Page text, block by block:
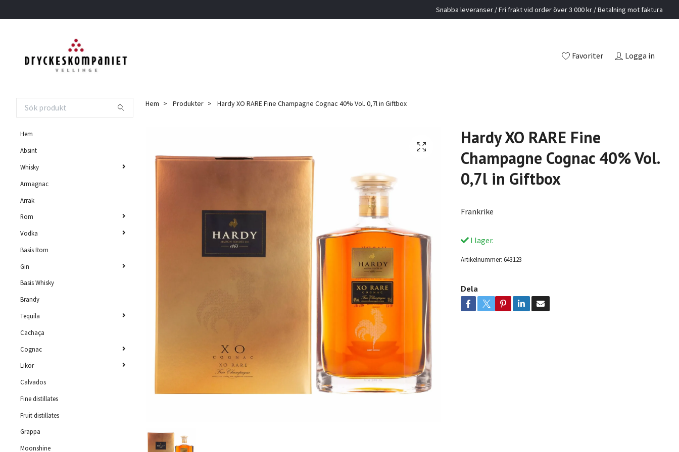
Snabba leveranser / Fri frakt vid order över 3 000 kr / Betalning mot faktura
Favoriter Logga in
Hem
Absint
Whisky
Armagnac
Arrak
Rom
Vodka
Basis Rom
Gin
Basis Whisky
Brandy
Tequila
Cachaça
Cognac
Likör
Calvados
Fine distillates
Fruit distillates
Grappa
Moonshine
Hem Produkter Hardy XO RARE Fine Champagne Cognac 40% Vol. 0,7l in Giftbox
Hardy XO RARE Fine
Champagne Cognac 40% Vol.
0,7l in Giftbox
Frankrike
I lager.
Artikelnummer: 643123
Dela